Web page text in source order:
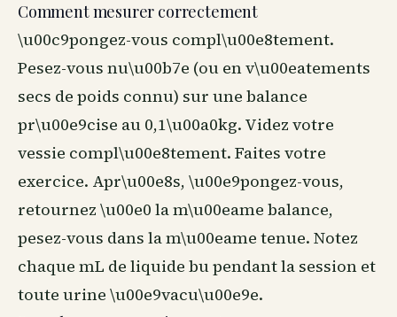
Comment mesurer correctement
\u00c9pongez-vous compl\u00e8tement.
Pesez-vous nu\u00b7e (ou en v\u00eatements
secs de poids connu) sur une balance
pr\u00e9cise au 0,1\u00a0kg. Videz votre
vessie compl\u00e8tement. Faites votre
exercice. Apr\u00e8s, \u00e9pongez-vous,
retournez \u00e0 la m\u00eame balance,
pesez-vous dans la m\u00eame tenue. Notez
chaque mL de liquide bu pendant la session et
toute urine \u00e9vacu\u00e9e.